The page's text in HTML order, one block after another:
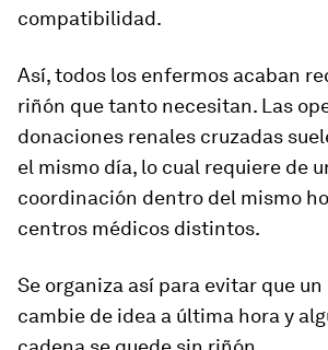
compatibilidad.
Así, todos los enfermos acaban
riñón que tanto necesitan. Las
donaciones renales cruzadas
el mismo día, lo cual requiere de
coordinación dentro del mismo
centros médicos distintos.
Se organiza así para evitar que
cambie de idea a última hora y